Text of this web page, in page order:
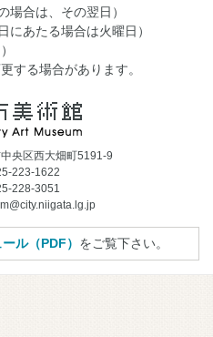
場合は、その翌日）
にあたる場合は火曜日）
する場合があります。
央区西大畑町5191-9
223-1622
228-3051
ル（PDF） をご覧下さい。